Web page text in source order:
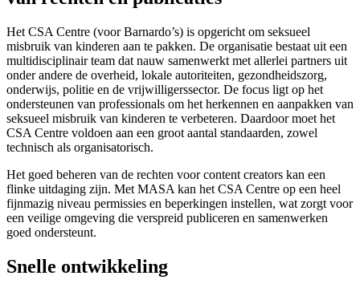
Het CSA Centre (voor Barnardo’s) is opgericht om seksueel
misbruik van kinderen aan te pakken. De organisatie bestaat uit een
multidisciplinair team dat nauw samenwerkt met allerlei partners uit
onder andere de overheid, lokale autoriteiten, gezondheidszorg,
onderwijs, politie en de vrijwilligerssector. De focus ligt op het
ondersteunen van professionals om het herkennen en aanpakken van
seksueel misbruik van kinderen te verbeteren. Daardoor moet het
CSA Centre voldoen aan een groot aantal standaarden, zowel
technisch als organisatorisch.
Het goed beheren van de rechten voor content creators kan een
flinke uitdaging zijn. Met MASA kan het CSA Centre op een heel
fijnmazig niveau permissies en beperkingen instellen, wat zorgt voor
een veilige omgeving die verspreid publiceren en samenwerken
goed ondersteunt.
Snelle ontwikkeling